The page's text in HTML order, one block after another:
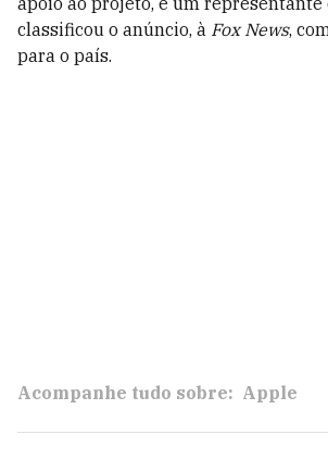
classificou o anúncio, à Fox News,
para o país.
Acompanhe tudo sobre: Apple